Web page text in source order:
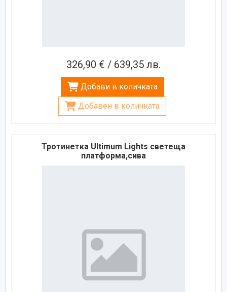
326,90 € / 639,35 лв.
Добави в количката
Добавен в количката
Тротинетка Ultimum Lights светеща
платформа,сива